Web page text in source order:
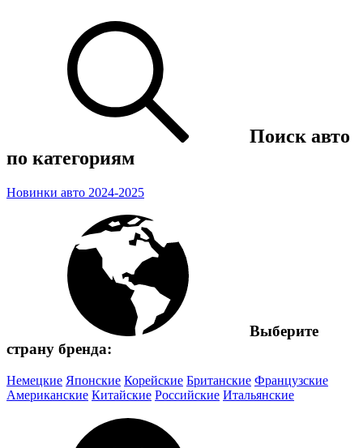
Поиск авто
по категориям
Новинки авто 2024-2025
Выберите
страну бренда:
Немецкие Японские Корейские Британские Французские
Американские Китайские Российские Итальянские